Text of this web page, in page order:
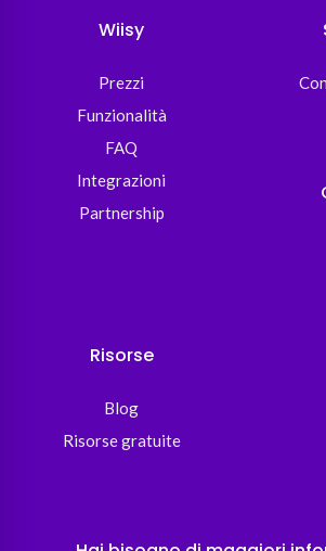
Wiisy
Prezzi
Funzionalità
FAQ
Integrazioni
Partnership
Risorse
Blog
Risorse gratuite